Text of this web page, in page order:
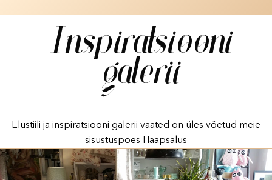
Inspiratsiooni
galerii
Elustiili ja inspiratsiooni galerii vaated on üles võetud meie
sisustuspoes Haapsalus